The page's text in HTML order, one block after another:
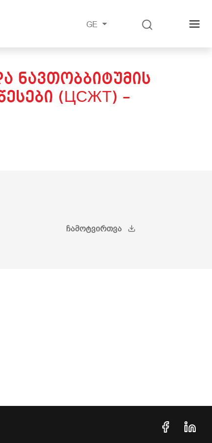
GE
ᲜᲐᲕᲗᲝᲑᲑᲘᲢᲣᲛᲘᲡ
(ЦСЖТ) –
ᲩᲐᲛᲝᲢᲕᲘᲠᲗᲕᲐ